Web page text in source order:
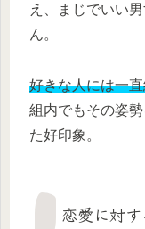
え、まじでいい
ん。
好きな人には一
組内でもその姿
た好印象。
恋愛に対